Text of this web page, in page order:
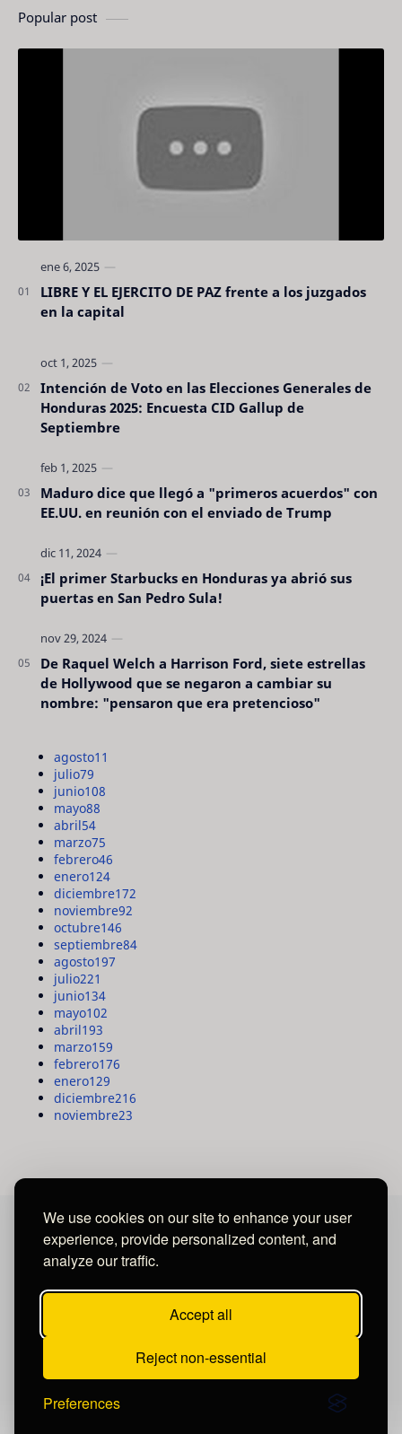
We use cookies on our site to enhance your user
experience, provide personalized content, and
analyze our traffic.
Accept all
Reject non-essential
Preferences
Popular post
LIBRE Y EL EJERCITO DE PAZ frente a los juzgados
en la capital
Intención de Voto en las Elecciones Generales de
Honduras 2025: Encuesta CID Gallup de
Septiembre
Maduro dice que llegó a "primeros acuerdos" con
EE.UU. en reunión con el enviado de Trump
¡El primer Starbucks en Honduras ya abrió sus
puertas en San Pedro Sula!
De Raquel Welch a Harrison Ford, siete estrellas
de Hollywood que se negaron a cambiar su
nombre: "pensaron que era pretencioso"
agosto11
julio79
junio108
mayo88
abril54
marzo75
febrero46
enero124
diciembre172
noviembre92
octubre146
septiembre84
agosto197
julio221
junio134
mayo102
abril193
marzo159
febrero176
enero129
diciembre216
noviembre23
MAYA MEDIA GROUP
Ubicados en Tegucigalpa - Honduras.